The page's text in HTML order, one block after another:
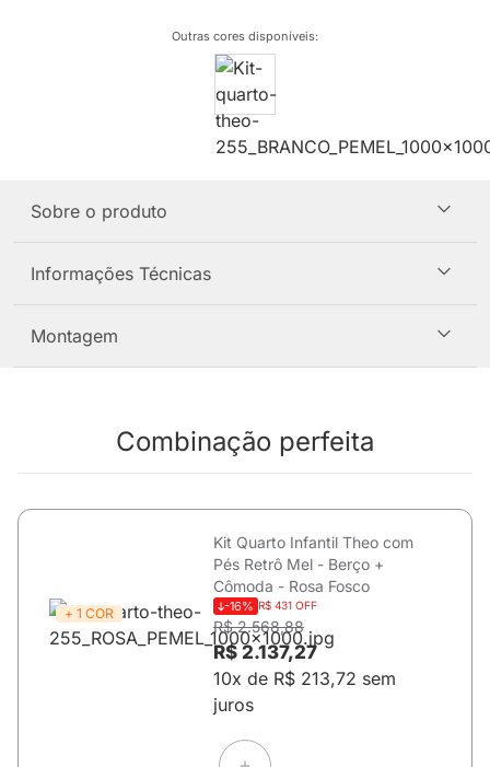
Outras cores disponíveis:
Sobre o produto
Informações Técnicas
Montagem
Combinação perfeita
+ 1 COR
Kit Quarto Infantil Theo com
Pés Retrô Mel - Berço +
Cômoda - Rosa Fosco
-16% R$ 431 OFF
R$ 2.568,88
R$ 2.137,27
10x de R$ 213,72 sem
juros